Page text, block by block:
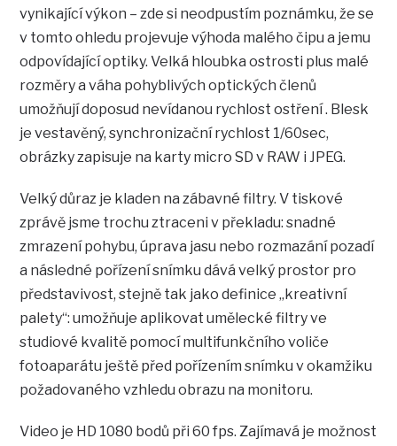
vynikající výkon – zde si neodpustím poznámku, že se
v tomto ohledu projevuje výhoda malého čipu a jemu
odpovídající optiky. Velká hloubka ostrosti plus malé
rozměry a váha pohyblivých optických členů
umožňují doposud nevídanou rychlost ostření . Blesk
je vestavěný, synchronizační rychlost 1/60sec,
obrázky zapisuje na karty micro SD v RAW i JPEG.
Velký důraz je kladen na zábavné filtry. V tiskové
zprávě jsme trochu ztraceni v překladu: snadné
zmrazení pohybu, úprava jasu nebo rozmazání pozadí
a následné pořízení snímku dává velký prostor pro
představivost, stejně tak jako definice „kreativní
palety“: umožňuje aplikovat umělecké filtry ve
studiové kvalitě pomocí multifunkčního voliče
fotoaparátu ještě před pořízením snímku v okamžiku
požadovaného vzhledu obrazu na monitoru.
Video je HD 1080 bodů při 60 fps. Zajímavá je možnost